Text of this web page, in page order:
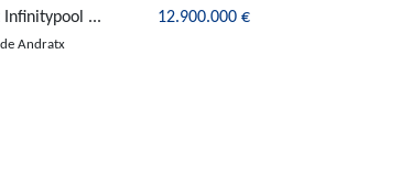
... 12.900.000 €
Andratx